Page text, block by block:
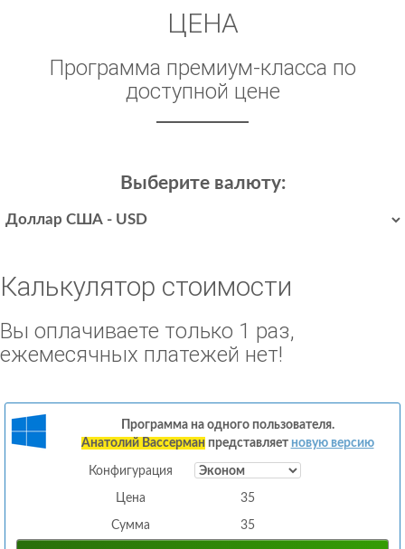
ЦЕНА
Программа премиум-класса по
доступной цене
Выберите валюту:
Калькулятор стоимости
Вы оплачиваете только 1 раз,
ежемесячных платежей нет!
Программа на одного пользователя.
Анатолий Вассерман представляет новую версию
Конфигурация
Цена 35
Сумма 35